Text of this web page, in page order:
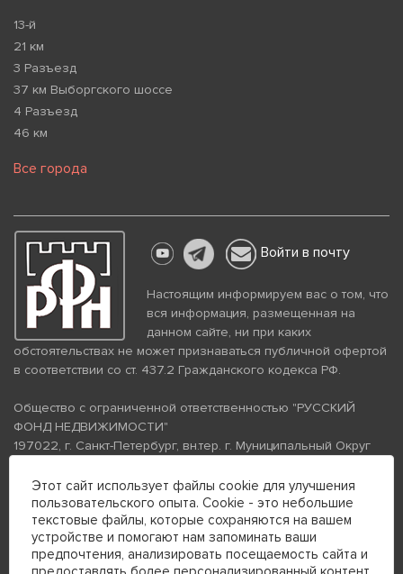
13-й
21 км
3 Разъезд
37 км Выборгского шоссе
4 Разъезд
46 км
Все города
Войти в почту
Настоящим информируем вас о том, что
вся информация, размещенная на
данном сайте, ни при каких
обстоятельствах не может признаваться публичной офертой
в соответствии со ст. 437.2 Гражданского кодекса РФ.
Общество с ограниченной ответственностью "РУССКИЙ
ФОНД НЕДВИЖИМОСТИ"
197022, г. Санкт-Петербург, вн.тер. г. Муниципальный Округ
помещение 26Н, комната 103
ИНН 7813672570 КПП 781301001 ОГРН 1237800058870
Политика конфиденциальности
Политика обработки
персональных данных
Телефон для связи:
Этот сайт использует файлы cookie для улучшения
пользовательского опыта. Cookie - это небольшие
текстовые файлы, которые сохраняются на вашем
устройстве и помогают нам запоминать ваши
предпочтения, анализировать посещаемость сайта и